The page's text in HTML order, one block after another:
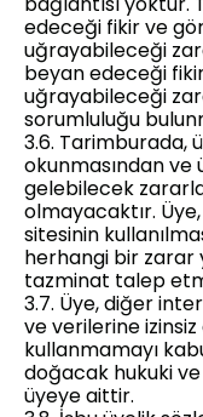
edeceği fikir ve
uğrayabileceği
beyan edeceği
uğrayabileceği
sorumluluğu
3.6. Tarimburada,
okunmasından ve
gelebilecek
olmayacaktır.
sitesinin
herhangi bir zarar
tazminat talep
3.7. Üye, diğer
ve verilerine
kullanmamayı
doğacak hukuki
üyeye aittir.